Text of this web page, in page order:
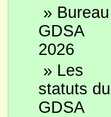
» Bureau
GDSA
2026
» Les
statuts du
GDSA